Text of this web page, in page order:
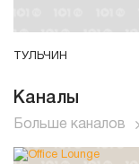
ТУЛЬЧИН
Каналы
Больше каналов